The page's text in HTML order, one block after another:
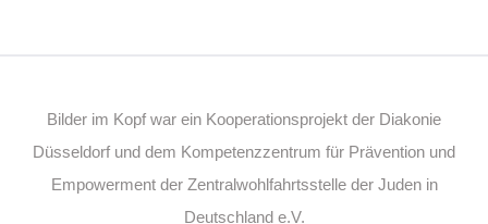
Bilder im Kopf war ein Kooperationsprojekt der Diakonie
Düsseldorf und dem Kompetenzzentrum für Prävention und
Empowerment der Zentralwohlfahrtsstelle der Juden in
Deutschland e.V.